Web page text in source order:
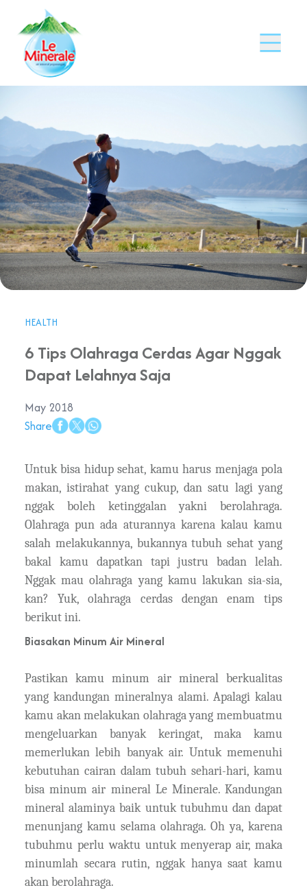
HEALTH
6 Tips Olahraga Cerdas Agar Nggak
Dapat Lelahnya Saja
May 2018
Share
Untuk bisa hidup sehat, kamu harus menjaga pola
makan, istirahat yang cukup, dan satu lagi yang
nggak boleh ketinggalan yakni berolahraga.
Olahraga pun ada aturannya karena kalau kamu
salah melakukannya, bukannya tubuh sehat yang
bakal kamu dapatkan tapi justru badan lelah.
Nggak mau olahraga yang kamu lakukan sia-sia,
kan? Yuk, olahraga cerdas dengan enam tips
berikut ini.
Biasakan Minum Air Mineral
Pastikan kamu minum air mineral berkualitas
yang kandungan mineralnya alami. Apalagi kalau
kamu akan melakukan olahraga yang membuatmu
mengeluarkan banyak keringat, maka kamu
memerlukan lebih banyak air. Untuk memenuhi
kebutuhan cairan dalam tubuh sehari-hari, kamu
bisa minum air mineral Le Minerale. Kandungan
mineral alaminya baik untuk tubuhmu dan dapat
menunjang kamu selama olahraga. Oh ya, karena
tubuhmu perlu waktu untuk menyerap air, maka
minumlah secara rutin, nggak hanya saat kamu
akan berolahraga.